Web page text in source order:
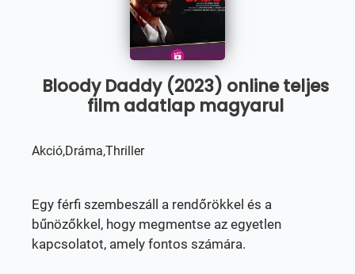
Bloody Daddy (2023) online teljes
film adatlap magyarul
Akció,Dráma,Thriller
Egy férfi szembeszáll a rendőrökkel és a
bűnözőkkel, hogy megmentse az egyetlen
kapcsolatot, amely fontos számára.